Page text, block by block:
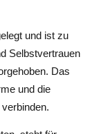
und ist zu
Selbstvertrauen
Das
und die